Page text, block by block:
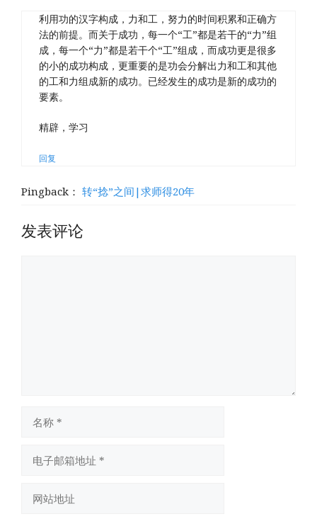
利用功的汉字构成，力和工，努力的时间积累和正确方
法的前提。而关于成功，每一个“工”都是若干的“力”组
成，每一个“力”都是若干个“工”组成，而成功更是很多
的小的成功构成，更重要的是功会分解出力和工和其他
的工和力组成新的成功。已经发生的成功是新的成功的
要素。
精辟，学习
回复
Pingback： 转“捻”之间|求师得20年
发表评论